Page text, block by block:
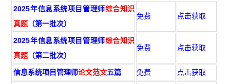
2025年信息系统项目管理师综合知识
真题 （第一批次）
免费 点击获取
2025年信息系统项目管理师综合知识
真题 （第二批次）
免费 点击获取
信息系统项目管理师论文范文五篇 免费 点击获取